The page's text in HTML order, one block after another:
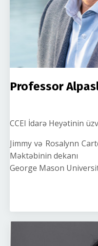
Professor
CCEI İdarə Heyətinin
Jimmy və Rosalynn
Məktəbinin dekanı
George Mason